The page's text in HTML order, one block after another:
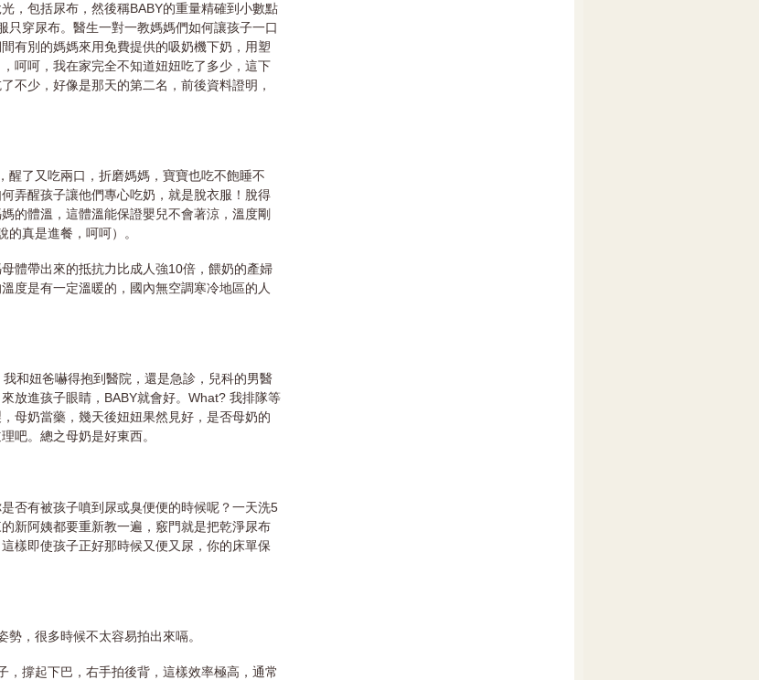
，包括尿布，然後稱BABY的重量精確到小數點
穿尿布。醫生一對一教媽媽們如何讓孩子一口
有別的媽媽來用免費提供的吸奶機下奶，用塑
呵呵，我在家完全不知道妞妞吃了多少，這下
不少，好像是那天的第二名，前後資料證明，
醒了又吃兩口，折磨媽媽，寶寶也吃不飽睡不
弄醒孩子讓他們專心吃奶，就是脫衣服！脫得
的體溫，這體溫能保證嬰兒不會著涼，溫度剛
真是進餐，呵呵）。
體帶出來的抵抗力比成人強10倍，餵奶的產婦
度是有一定溫暖的，國內無空調寒冷地區的人
和妞爸嚇得抱到醫院，還是急診，兒科的男醫
放進孩子眼睛，BABY就會好。What? 我排隊等
母奶當藥，幾天後妞妞果然見好，是否母奶的
吧。總之母奶是好東西。
否有被孩子噴到尿或臭便便的時候呢？一天洗5
新阿姨都要重新教一遍，竅門就是把乾淨尿布
樣即使孩子正好那時候又便又尿，你的床單保
，很多時候不太容易拍出來嗝。
撐起下巴，右手拍後背，這樣效率極高，通常